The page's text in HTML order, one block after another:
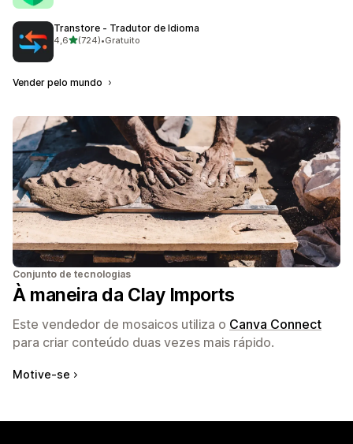
Transtore ‑ Tradutor de Idioma
4,6de 5 estrelas
(724)
724 total de avaliações
•Gratuito
Vender pelo mundo
Conjunto de tecnologias
À maneira da Clay Imports
Este vendedor de mosaicos utiliza o Canva Connect
para criar conteúdo duas vezes mais rápido.
Motive-se